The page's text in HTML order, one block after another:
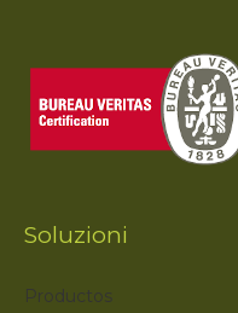
Soluzioni
Productos